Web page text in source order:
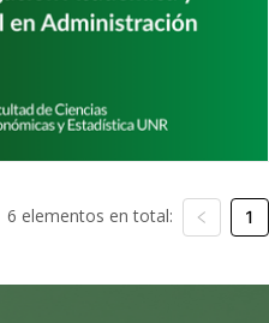
6 elementos en total: 1